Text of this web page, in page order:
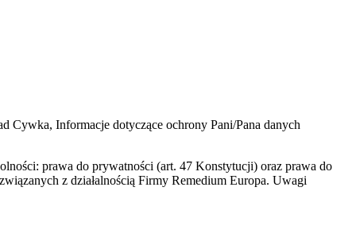
Cywka, Informacje dotyczące ochrony Pani/Pana danych
prawa do prywatności (art. 47 Konstytucji) oraz prawa do
z działalnością Firmy Remedium Europa. Uwagi